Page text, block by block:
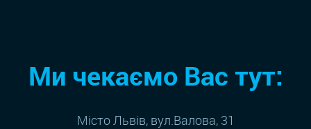
Ми чекаємо Вас тут:
Місто Львів, вул.Валова, 31